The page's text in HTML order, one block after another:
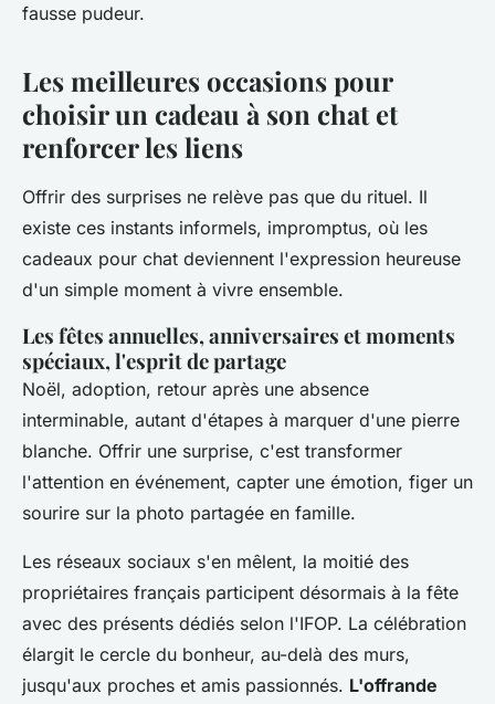
fausse pudeur.
Les meilleures occasions pour
choisir un cadeau à son chat et
renforcer les liens
Offrir des surprises ne relève pas que du rituel. Il
existe ces instants informels, impromptus, où les
cadeaux pour chat deviennent l'expression heureuse
d'un simple moment à vivre ensemble.
Les fêtes annuelles, anniversaires et moments
spéciaux, l'esprit de partage
Noël, adoption, retour après une absence
interminable, autant d'étapes à marquer d'une pierre
blanche. Offrir une surprise, c'est transformer
l'attention en événement, capter une émotion, figer un
sourire sur la photo partagée en famille.
Les réseaux sociaux s'en mêlent, la moitié des
propriétaires français participent désormais à la fête
avec des présents dédiés selon l'IFOP. La célébration
élargit le cercle du bonheur, au-delà des murs,
jusqu'aux proches et amis passionnés. L'offrande